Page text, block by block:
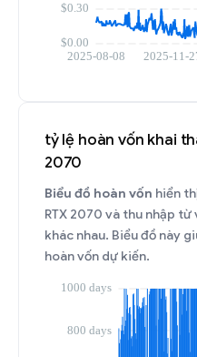
tỷ lệ hoàn vốn khai
2070
Biểu đồ hoàn vốn hiển
RTX 2070 và thu nhập
khác nhau. Biểu đồ này
hoàn vốn dự kiến.